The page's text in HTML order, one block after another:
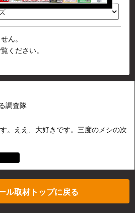
ん。
ください。
調査隊
。ええ、大好きです。三度のメシの次
ル取材トップに戻る